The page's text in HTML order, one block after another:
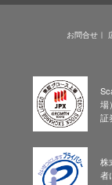
お問合せ
場
証
株
者